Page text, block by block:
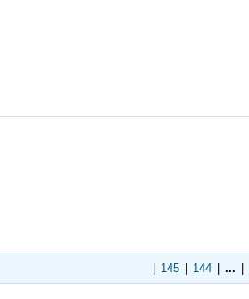
...
|
144
|
145